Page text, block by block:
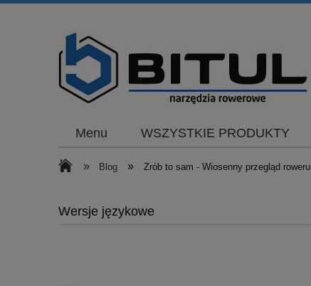
Menu WSZYSTKIE PRODUKTY
» Blog » Zrób to sam - Wiosenny przegląd roweru
Wersje językowe